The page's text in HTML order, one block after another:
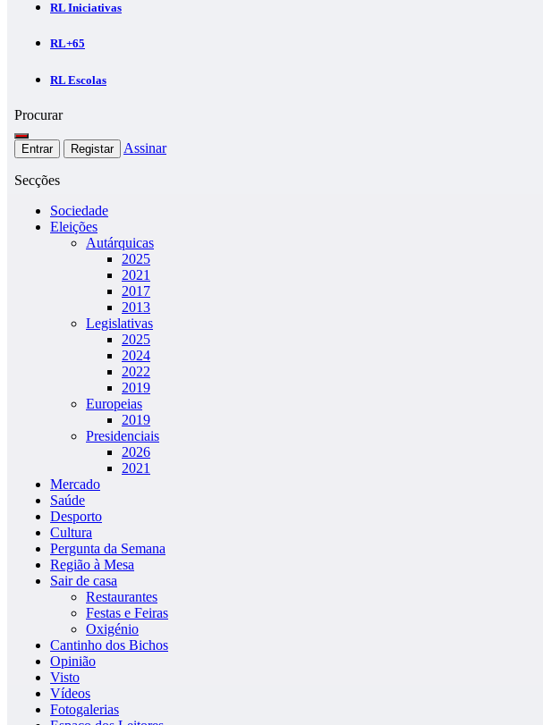
RL Iniciativas
RL+65
RL Escolas
Procurar
Entrar Registar Assinar
Secções
Sociedade
Eleições
Autárquicas
2025
2021
2017
2013
Legislativas
2025
2024
2022
2019
Europeias
2019
Presidenciais
2026
2021
Mercado
Saúde
Desporto
Cultura
Pergunta da Semana
Região à Mesa
Sair de casa
Restaurantes
Festas e Feiras
Oxigénio
Cantinho dos Bichos
Opinião
Visto
Vídeos
Fotogalerias